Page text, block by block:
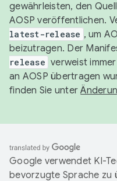
gewährleisten, den
AOSP veröffentlichen.
latest-release , um
beizutragen. Der
release verweist
an AOSP übertragen
finden Sie unter
Google verwendet KI-
bevorzugte Sprache zu